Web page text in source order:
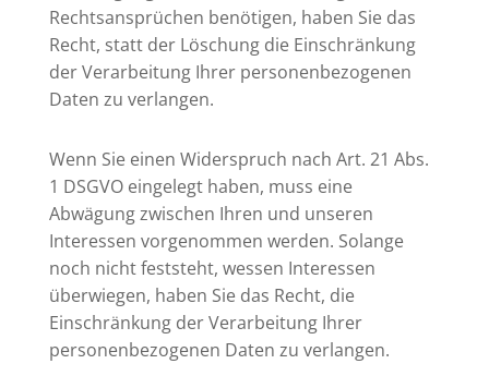
Rechtsansprüchen benötigen, haben Sie das
Recht, statt der Löschung die Einschränkung
der Verarbeitung Ihrer personenbezogenen
Daten zu verlangen.
Wenn Sie einen Widerspruch nach Art. 21 Abs.
1 DSGVO eingelegt haben, muss eine
Abwägung zwischen Ihren und unseren
Interessen vorgenommen werden. Solange
noch nicht feststeht, wessen Interessen
überwiegen, haben Sie das Recht, die
Einschränkung der Verarbeitung Ihrer
personenbezogenen Daten zu verlangen.